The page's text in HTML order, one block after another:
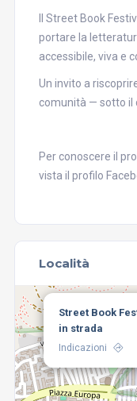
Il Street Book
portare la
accessibile, viva e
Un invito a
comunità — sotto il
Per conoscere il
vista il profilo
Località
Street Book
in strada
Indicazioni